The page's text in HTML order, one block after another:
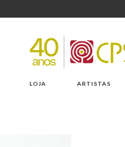
LOJA ARTISTAS